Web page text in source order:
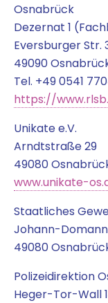
Osnabrück
Dezer­nat 1
Ever­s­bur­ger Str.
49090
Tel. +49 0541
https://
Uni­ka­te e.V.
Arndt­stra­ße 29
49080
www.unikate-
Staat­li­ches
Johann-
49080
Poli­zei­di­rek­ti­on
Heger-Tor-Wall